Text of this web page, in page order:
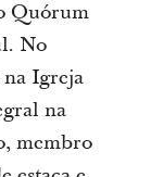
Quórum
No
na Igreja
na
membro